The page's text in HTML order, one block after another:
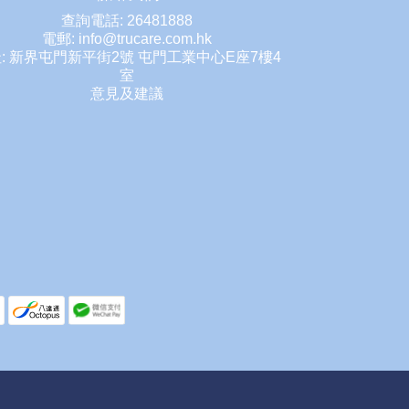
查詢電話: 26481888
電郵: info@trucare.com.hk
新界屯門新平街2號 屯門工業中心E座7樓4
室
意見及建議